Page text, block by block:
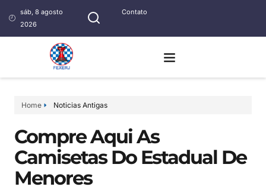
sáb, 8 agosto
2026
Contato
Home Noticias Antigas
Compre Aqui As
Camisetas Do Estadual De
Menores